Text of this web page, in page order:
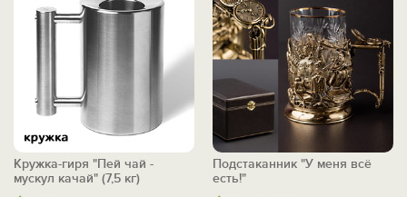
Кружка-гиря "Пей чай -
мускул качай" (7,5 кг)
Подстаканник "У меня всё
есть!"